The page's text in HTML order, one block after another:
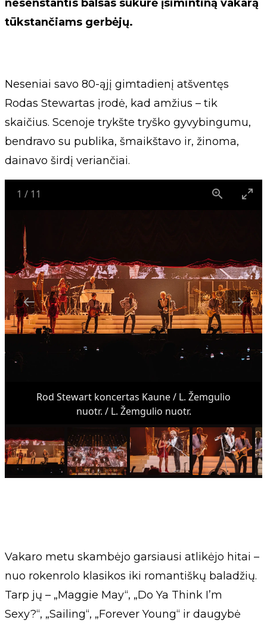
nesenstantis balsas sukūrė įsimintiną vakarą
tūkstančiams gerbėjų.
Neseniai savo 80-ąjį gimtadienį atšventęs
Rodas Stewartas įrodė, kad amžius – tik
skaičius. Scenoje trykšte tryško gyvybingumu,
bendravo su publika, šmaikštavo ir, žinoma,
dainavo širdį veriančiai.
1 / 11
Rod Stewart koncertas Kaune / L. Žemgulio
nuotr. / L. Žemgulio nuotr.
Vakaro metu skambėjo garsiausi atlikėjo hitai –
nuo rokenrolo klasikos iki romantiškų baladžių.
Tarp jų – „Maggie May“, „Do Ya Think I’m
Sexy?“, „Sailing“, „Forever Young“ ir daugybė